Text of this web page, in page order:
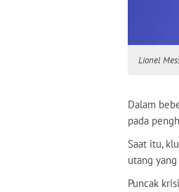
Lionel
Dalam
pada
Saat itu,
utang
Puncak